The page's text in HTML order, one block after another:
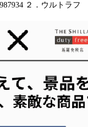
２．ウルトラフ